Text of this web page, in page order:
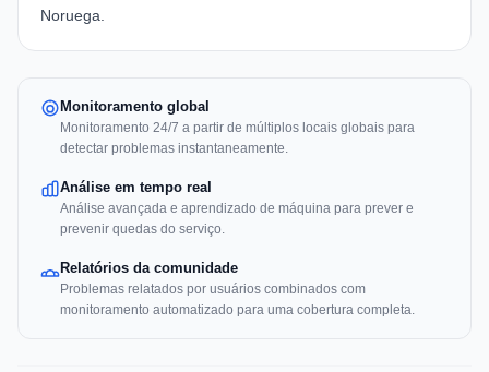
Noruega.
Monitoramento global
Monitoramento 24/7 a partir de múltiplos locais globais para
detectar problemas instantaneamente.
Análise em tempo real
Análise avançada e aprendizado de máquina para prever e
prevenir quedas do serviço.
Relatórios da comunidade
Problemas relatados por usuários combinados com
monitoramento automatizado para uma cobertura completa.